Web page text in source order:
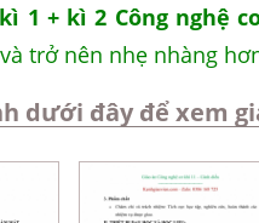
kì 1 + kì 2 Công nghệ
trở nên nhẹ nhàng
dưới đây để xem